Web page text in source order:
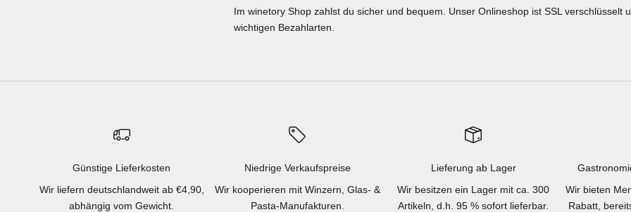
Im winetory Shop zahlst du sicher und bequem. Unser Onlineshop ist SSL verschlüsselt
wichtigen Bezahlarten.
Günstige Lieferkosten
Wir liefern deutschlandweit ab €4,90,
abhängig vom Gewicht.
Niedrige Verkaufspreise
Wir kooperieren mit Winzern, Glas- &
Pasta-Manufakturen.
Lieferung ab Lager
Wir besitzen ein Lager mit ca. 300
Artikeln, d.h. 95 % sofort lieferbar.
Wir bieten
Rabatt,